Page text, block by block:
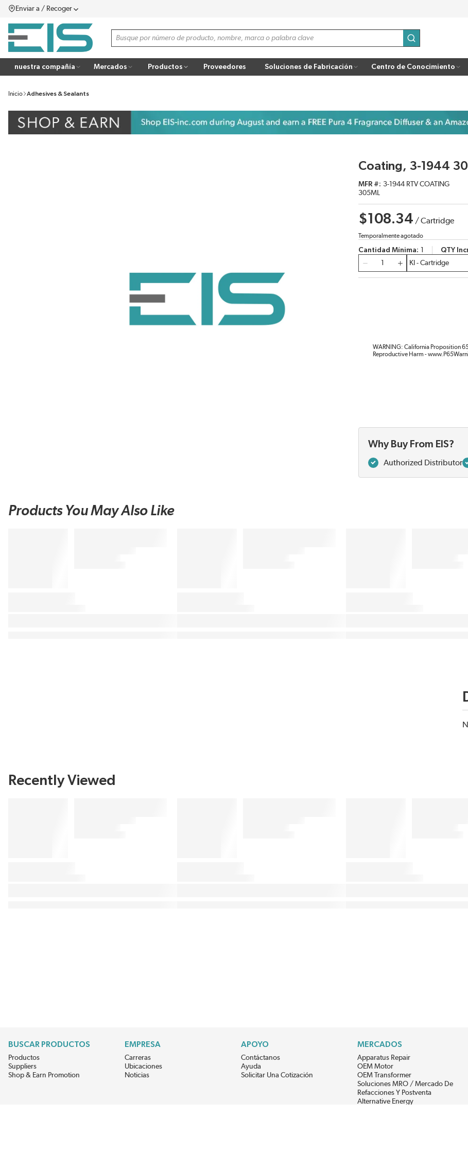
SALTAR AL CONTENIDO PRINCIPAL
Enviar a / Recoger
menú
Búsqueda de sitio
enviar búsqueda
nuestra compañía Mercados Productos
more info Proveedores Soluciones de Fabricación Centro de Conocimiento
Inicio Adhesives & Sealants
Coating, 3-1944
MFR #
3-1944 RTV COATING
305ML
$108.34 /Cartridge
Temporalmente agotado
Cantidad Mínima QTY
Cantidad
WARNING: California Proposition
Reproductive Harm -
Why Buy From EIS?
Authorized Distributor
Products You May Also Like
Recently Viewed
BUSCAR PRODUCTOS
Productos
Suppliers
Shop & Earn Promotion
EMPRESA
Carreras
Ubicaciones
Noticias
APOYO
Contáctanos
Ayuda
Solicitar Una Cotización
MERCADOS
Apparatus Repair
OEM Motor
OEM Transformer
Soluciones MRO / Mercado De
Refacciones Y Postventa
Alternative Energy